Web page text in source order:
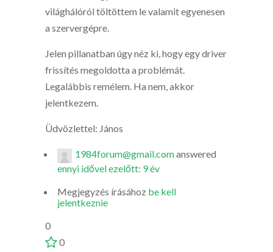
világhálóról töltöttem le valamit egyenesen
a szervergépre.
Jelen pillanatban úgy néz ki, hogy egy driver
frissítés megoldotta a problémát.
Legalábbis remélem. Ha nem, akkor
jelentkezem.
Üdvözlettel: János
1984forum@gmail.comanswered
ennyi idővel ezelőtt: 9 év
Megjegyzés írásához be kell
jelentkeznie
0
0